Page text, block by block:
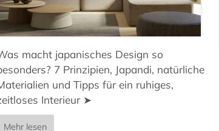
macht japanisches Design so
7 Prinzipien, Japandi, natürliche
und Tipps für ein ruhiges,
Interieur ➤
Mehr lesen